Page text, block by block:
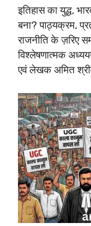
इतिहास का युद्ध,
बना? पाठ्यक्रम,
राजनीति के ज़रिए
विश्लेषणात्मक
एवं लेखक अमित